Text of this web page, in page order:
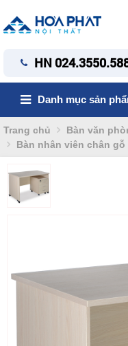
HN
Danh mục sản
Trang chủ Bàn văn
Bàn nhân viên chân gỗ